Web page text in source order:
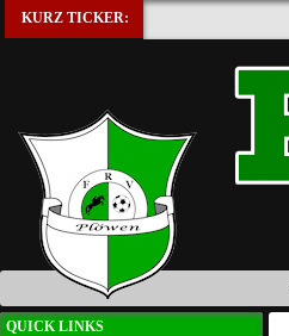
KURZ TICKER:
QUICK LINKS